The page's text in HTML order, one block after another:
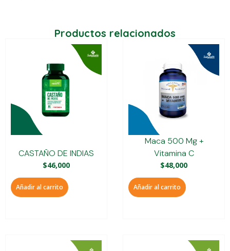
Productos relacionados
CASTAÑO DE INDIAS
$46,000
Añadir al carrito
Maca 500 Mg +
Vitamina C
$48,000
Añadir al carrito